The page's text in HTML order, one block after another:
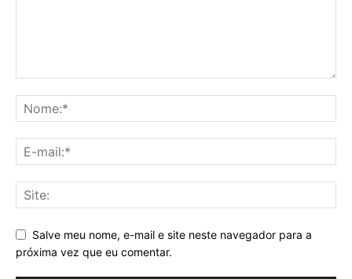
Salve meu nome, e-mail e site neste navegador para a
próxima vez que eu comentar.